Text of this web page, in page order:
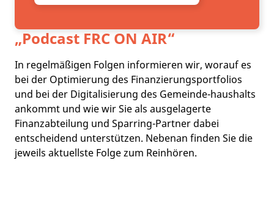
„Podcast FRC ON AIR“
In regelmäßigen Folgen informieren wir, worauf es
bei der Optimierung des Finanzierungsportfolios
und bei der Digitalisierung des Gemeinde-haushalts
ankommt und wie wir Sie als ausgelagerte
Finanzabteilung und Sparring-Partner dabei
entscheidend unterstützen. Nebenan finden Sie die
jeweils aktuellste Folge zum Reinhören.